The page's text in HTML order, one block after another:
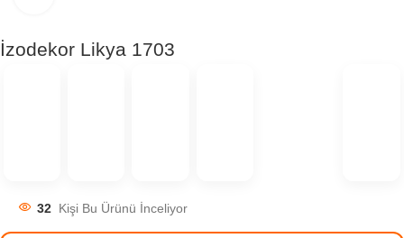
İzodekor Likya 1703
32 Kişi Bu Ürünü İnceliyor